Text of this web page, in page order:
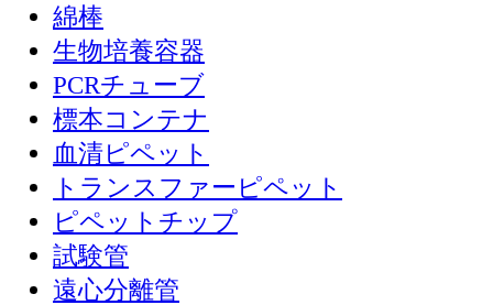
綿棒
生物培養容器
PCRチューブ
標本コンテナ
血清ピペット
トランスファーピペット
ピペットチップ
試験管
遠心分離管